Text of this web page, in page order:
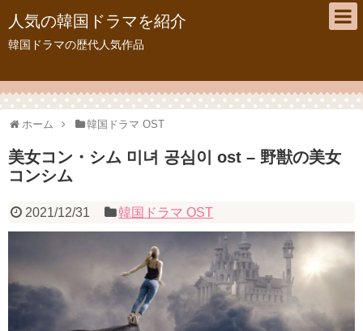
人気の韓国ドラマを紹介
韓国ドラマの歴代人気作品
ホーム 韓国ドラマ OST
美女コン・シム 미녀 공심이 ost – 野獣の美女
コンシム
2021/12/31 韓国ドラマ OST